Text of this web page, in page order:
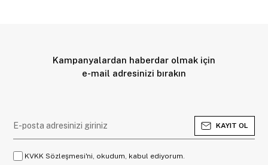
Kampanyalardan haberdar olmak için
e-mail adresinizi bırakın
KAYIT OL
KVKK Sözleşmesi'ni, okudum, kabul ediyorum.